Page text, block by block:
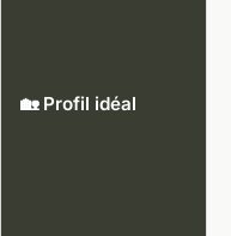
🏡 Profil idéal